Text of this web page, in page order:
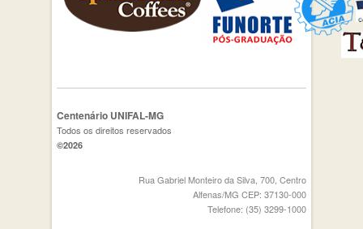
Centenário UNIFAL-MG
Todos os direitos reservados
©2026
Rua Gabriel Monteiro da Silva, 700, Centro
Alfenas/MG CEP: 37130-000
Telefone: (35) 3299-1000